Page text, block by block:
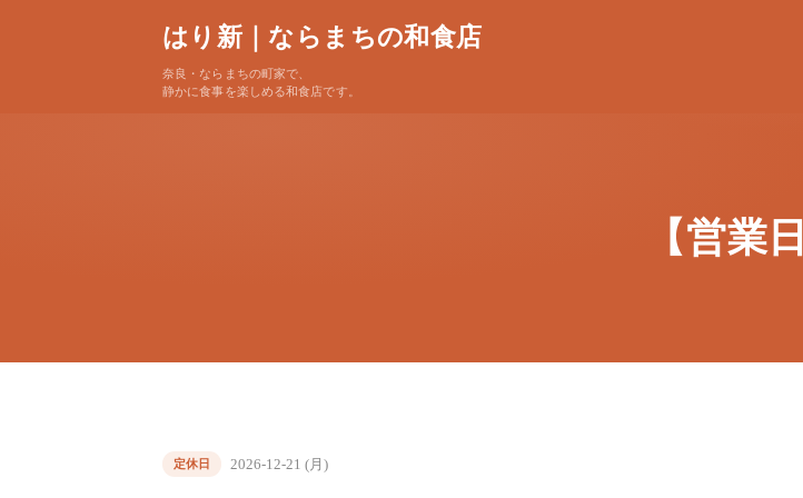
はり新｜ならまちの和食店
奈良・ならまちの町家で、
静かに食事を楽しめる和食店です。
【営業
定休日 2026-12-21 (月)